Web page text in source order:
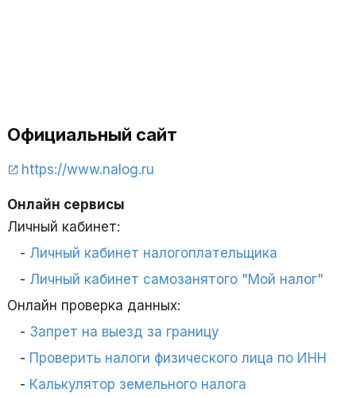
Официальный сайт
https://www.nalog.ru
Онлайн сервисы
Личный кабинет:
Личный кабинет налогоплательщика
Личный кабинет самозанятого "Мой налог"
Онлайн проверка данных:
Запрет на выезд за границу
Проверить налоги физического лица по ИНН
Калькулятор земельного налога